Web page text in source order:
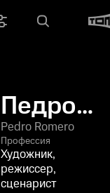
Педро
Ромеро
Pedro Romero
Профессия
Художник,
режиссер,
сценарист